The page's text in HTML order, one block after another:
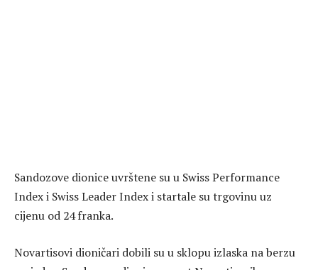
Sandozove dionice uvrštene su u Swiss Performance
Index i Swiss Leader Index i startale su trgovinu uz
cijenu od 24 franka.
Novartisovi dioničari dobili su u sklopu izlaska na berzu